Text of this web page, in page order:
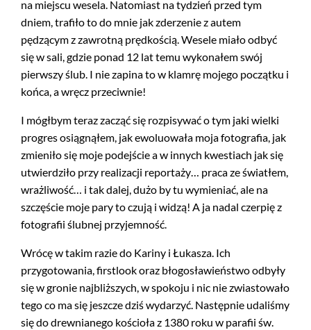
na miejscu wesela. Natomiast na tydzień przed tym
dniem, trafiło to do mnie jak zderzenie z autem
pędzącym z zawrotną prędkością. Wesele miało odbyć
się w sali, gdzie ponad 12 lat temu wykonałem swój
pierwszy ślub. I nie zapina to w klamrę mojego początku i
końca, a wręcz przeciwnie!
I mógłbym teraz zacząć się rozpisywać o tym jaki wielki
progres osiągnąłem, jak ewoluowała moja fotografia, jak
zmieniło się moje podejście a w innych kwestiach jak się
utwierdziło przy realizacji reportaży… praca ze światłem,
wrażliwość… i tak dalej, dużo by tu wymieniać, ale na
szczęście moje pary to czują i widzą! A ja nadal czerpię z
fotografii ślubnej przyjemność.
Wrócę w takim razie do Kariny i Łukasza. Ich
przygotowania, firstlook oraz błogosławieństwo odbyły
się w gronie najbliższych, w spokoju i nic nie zwiastowało
tego co ma się jeszcze dziś wydarzyć. Następnie udaliśmy
się do drewnianego kościoła z 1380 roku w parafii św.